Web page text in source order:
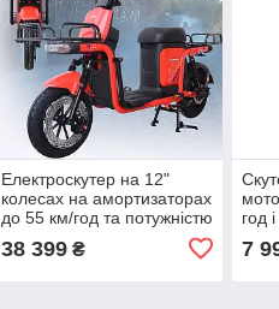
Електроскутер на 12"
колесах на амортизаторах
до 55 км/год та потужністю
Crosser MAX Червоний
38 399₴
год
7